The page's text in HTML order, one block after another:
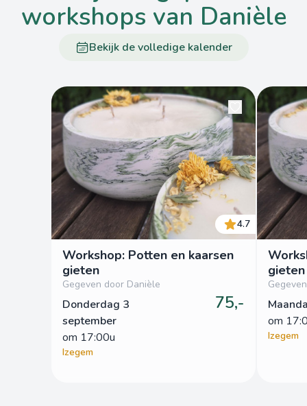
workshops van Danièle
Bekijk de volledige kalender
4.7
Workshop: Potten en kaarsen
gieten
Gegeven door Danièle
Donderdag 3
september
om 17:00u
75,-
Izegem
gieten
om
Izegem